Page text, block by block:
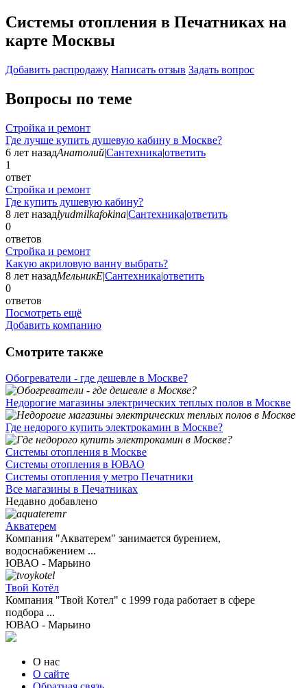
Системы отопления в Печатниках на
карте Москвы
Добавить раcпродажу Написать отзыв Задать вопрос
Вопросы по теме
Стройка и ремонт
Где лучше купить душевую кабину в Москве?
6 лет назадАнатолий|Сантехника|ответить
1
ответ
Стройка и ремонт
Где купить душевую кабину?
8 лет назадlyudmilkafokina|Сантехника|ответить
0
ответов
Стройка и ремонт
Какую акриловую ванну выбрать?
8 лет назадМельникЕ|Сантехника|ответить
0
ответов
Посмотреть ещё
Добавить компанию
Смотрите также
Обогреватели - где дешевле в Москве?
Недорогие магазины электрических теплых полов в Москве
Где недорого купить электрокамин в Москве?
Системы отопления в Москве
Системы отопления в ЮВАО
Системы отопления у метро Печатники
Все магазины в Печатниках
Недавно добавлено
Акватерем
Компания "Акватерем" занимается бурением,
водоснабжением ...
ЮВАО - Марьино
Твой Котёл
Компания "Твой Котел" с 1999 года работает в сфере
подбора ...
ЮВАО - Марьино
О нас
О сайте